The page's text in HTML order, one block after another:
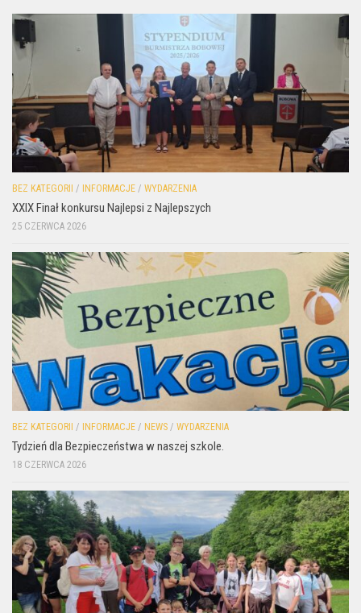
BEZ KATEGORII / INFORMACJE / WYDARZENIA
XXIX Finał konkursu Najlepsi z Najlepszych
25 CZERWCA 2026
BEZ KATEGORII / INFORMACJE / NEWS / WYDARZENIA
Tydzień dla Bezpieczeństwa w naszej szkole.
18 CZERWCA 2026